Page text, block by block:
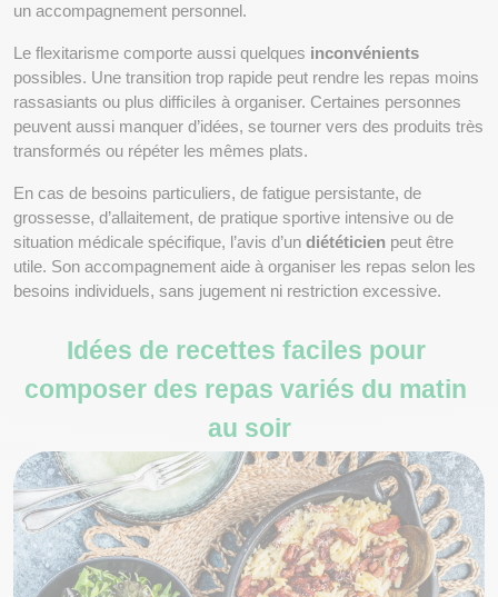
un accompagnement personnel.
Le flexitarisme comporte aussi quelques inconvénients
possibles. Une transition trop rapide peut rendre les repas moins
rassasiants ou plus difficiles à organiser. Certaines personnes
peuvent aussi manquer d’idées, se tourner vers des produits très
transformés ou répéter les mêmes plats.
En cas de besoins particuliers, de fatigue persistante, de
grossesse, d’allaitement, de pratique sportive intensive ou de
situation médicale spécifique, l’avis d’un diététicien peut être
utile. Son accompagnement aide à organiser les repas selon les
besoins individuels, sans jugement ni restriction excessive.
Idées de recettes faciles pour
composer des repas variés du matin
au soir